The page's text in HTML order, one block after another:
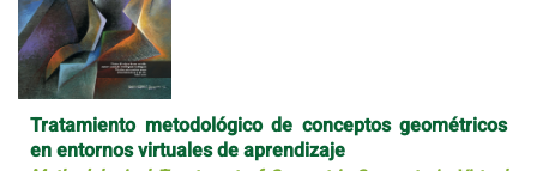
Tratamiento metodológico de conceptos geométricos
en entornos virtuales de aprendizaje